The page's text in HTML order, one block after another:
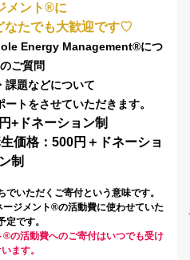
メント®️に
なたでも大歓迎です♡
Energy Management®️につ
ご質問
課題などについて
トをさせていただきます。
+ドネーション制
価格：500円＋ドネーショ
ン制​
いただくご寄付という意味です。
ジメント®️の活動費に使わせていた
定です。
®️の活動費へのご寄付はいつでも受け
ます。